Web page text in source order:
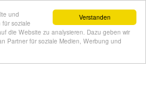
Verstanden
und
soziale
die Website zu analysieren. Dazu geben wir
Partner für soziale Medien, Werbung und